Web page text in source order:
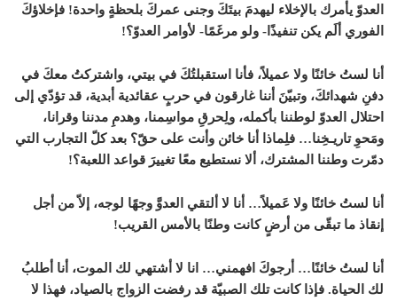
العدوّ يأمرك بالإخلاء ليهدمَ بيتَكَ وجنى عمركَ بلحظةٍ واحدة! فإخلاؤكَ
الفوري ألَم يكن تنفيذًا- ولو مرغَمًا- لأوامر العدوّ؟!
أنا لستُ خائنًا ولا عميلاً، فأنا استقبلتُكَ في بيتي، واشتركتُ معكَ في
دفنِ شهدائكَ، وتبيّنَ أننا غارقون في حربٍ عقائدية أبدية، قد تؤدّي إلى
احتلال العدوّ لوطننا بأكمله، ولِحرقِ مواسِمنا، وهدمِ مدننا وقرانا،
ومَحوِ تاريـخِنا… فلِماذا أنا خائن وأنت على حقّ؟ بعد كلّ التجارب التي
دمّرت وطننا المشترك، ألا نستطيع معًا تغييرَ قواعد اللعبة؟!
أنا لستُ خائنًا ولا عَميلاً… أنا لا ألتقي العدوَّ وجهًا لوجه، إلاّ من أجل
إنقاذ ما تبقّى من أرضٍ كانت وطنًا بالأمس القريب!
أنا لستُ خائنًا… أرجوكَ افهمني… انا لا أشتهي لك الموت، أنا أطلبُ
لك الحياة. فإذا كانت تلك الصبيّة قد رفضت الزواج بالصياد، فهذا لا